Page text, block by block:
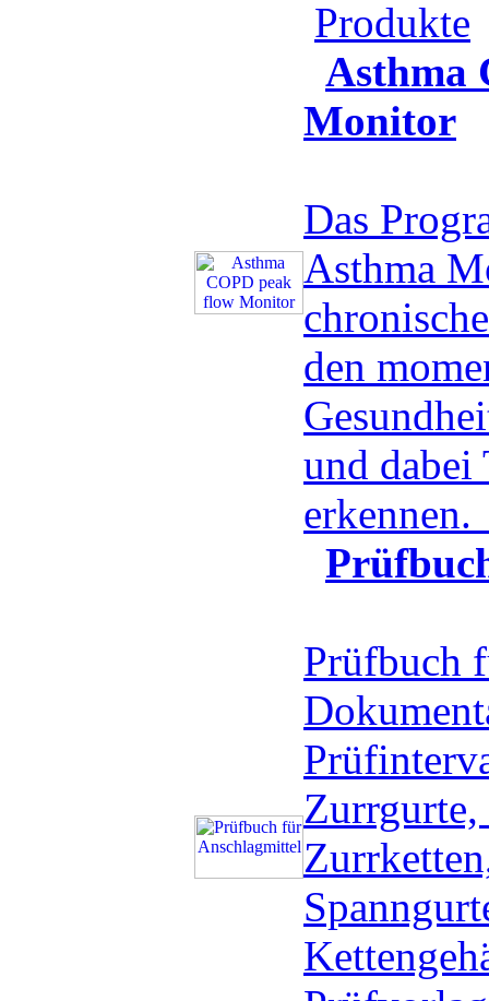
Produkte
Asthma
Monitor
Das
Asthma
den
und dabei
Prüfbuch